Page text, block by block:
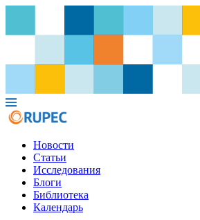
Новости
Статьи
Исследования
Блоги
Библиотека
Календарь